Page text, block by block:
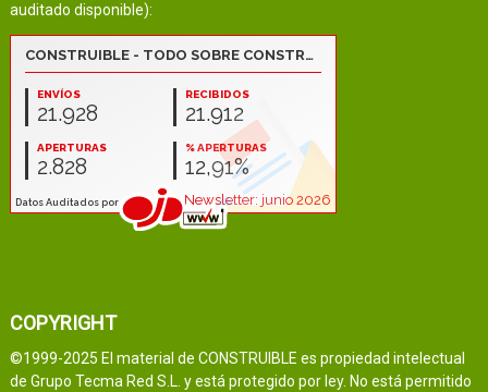
auditado disponible):
COPYRIGHT
©1999-2025 El material de CONSTRUIBLE es propiedad intelectual
de Grupo Tecma Red S.L. y está protegido por ley. No está permitido